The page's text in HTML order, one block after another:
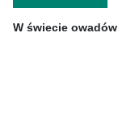
W świecie owadów